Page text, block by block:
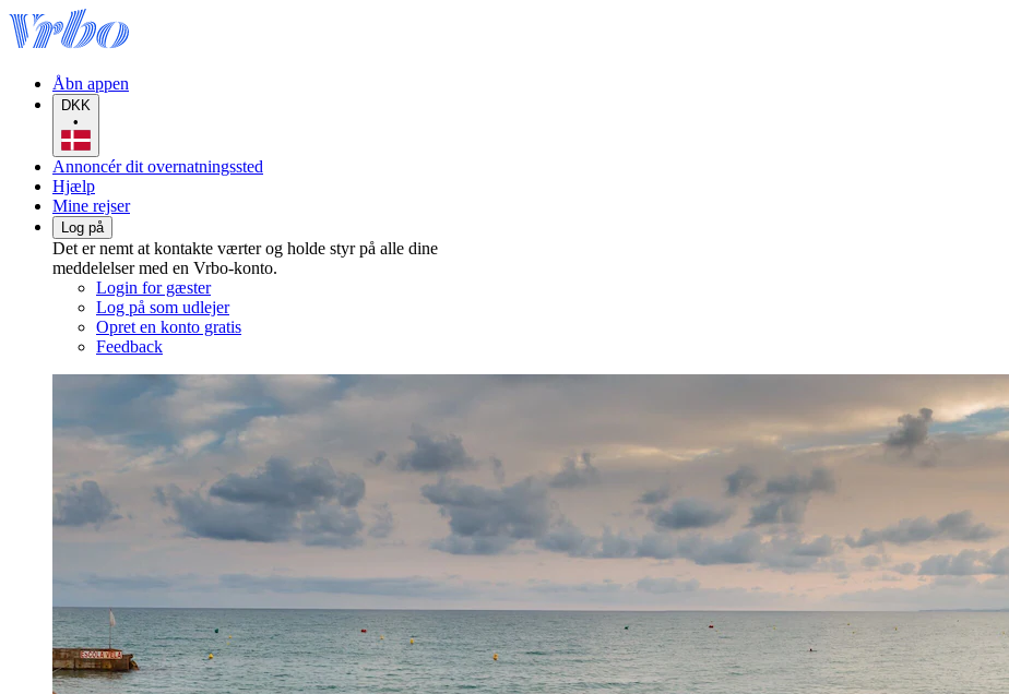
Åbn appen
DKK
•
Annoncér dit overnatningssted
Hjælp
Mine rejser
Log på
Det er nemt at kontakte værter og holde styr på alle dine
meddelelser med en Vrbo-konto.
Login for gæster
Log på som udlejer
Opret en konto gratis
Feedback